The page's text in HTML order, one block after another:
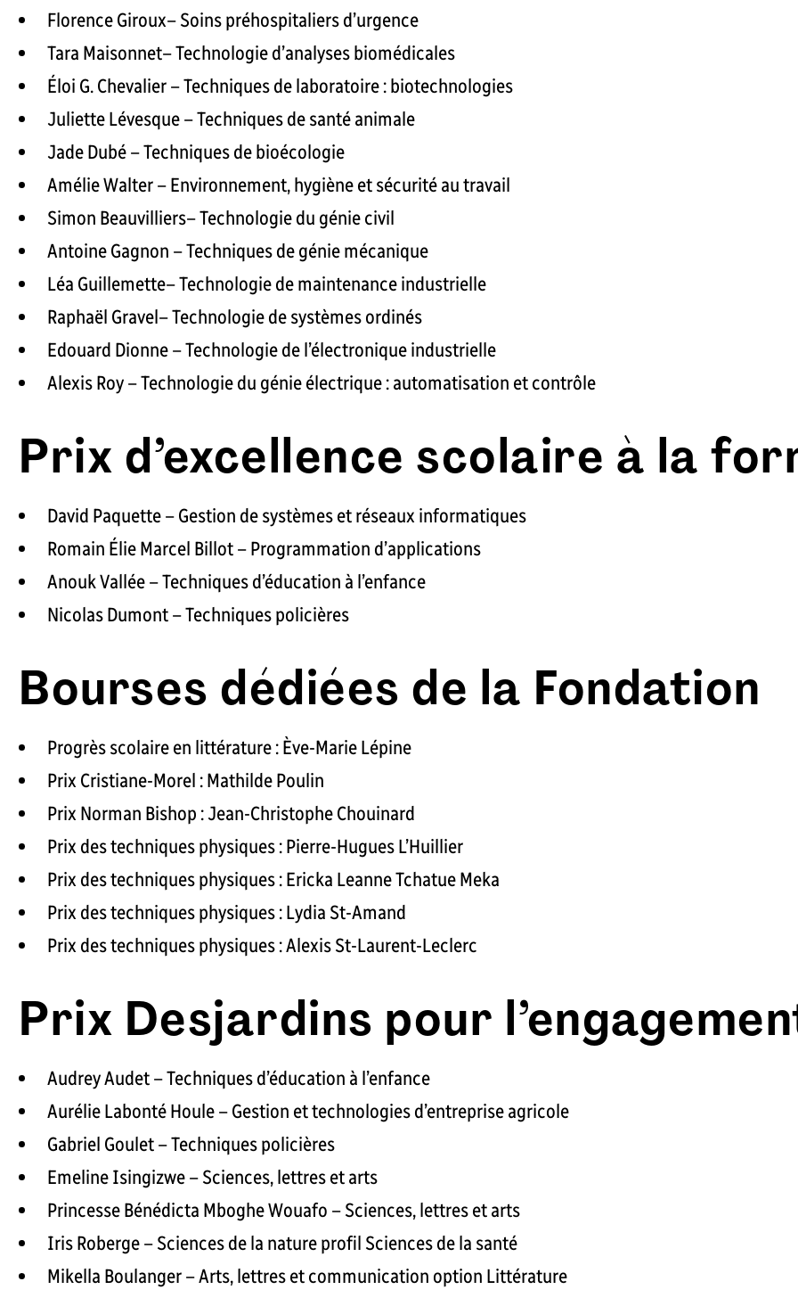
Florence Giroux– Soins préhospitaliers d’urgence
Tara Maisonnet– Technologie d’analyses biomédicales
Éloi G. Chevalier – Techniques de laboratoire : biotechnologies
Juliette Lévesque – Techniques de santé animale
Jade Dubé – Techniques de bioécologie
Amélie Walter – Environnement, hygiène et sécurité au travail
Simon Beauvilliers– Technologie du génie civil
Antoine Gagnon – Techniques de génie mécanique
Léa Guillemette– Technologie de maintenance industrielle
Raphaël Gravel– Technologie de systèmes ordinés
Edouard Dionne – Technologie de l’électronique industrielle
Alexis Roy – Technologie du génie électrique : automatisation et contrôle
Prix d’excellence scolaire à la
David Paquette – Gestion de systèmes et réseaux informatiques
Romain Élie Marcel Billot – Programmation d’applications
Anouk Vallée – Techniques d’éducation à l’enfance
Nicolas Dumont – Techniques policières
Bourses dédiées de la Fondation
Progrès scolaire en littérature : Ève-Marie Lépine
Prix Cristiane-Morel : Mathilde Poulin
Prix Norman Bishop : Jean-Christophe Chouinard
Prix des techniques physiques : Pierre-Hugues L’Huillier
Prix des techniques physiques : Ericka Leanne Tchatue Meka
Prix des techniques physiques : Lydia St-Amand
Prix des techniques physiques : Alexis St-Laurent-Leclerc
Prix Desjardins pour
Audrey Audet – Techniques d’éducation à l’enfance
Aurélie Labonté Houle – Gestion et technologies d’entreprise agricole
Gabriel Goulet – Techniques policières
Emeline Isingizwe – Sciences, lettres et arts
Princesse Bénédicta Mboghe Wouafo – Sciences, lettres et arts
Iris Roberge – Sciences de la nature profil Sciences de la santé
Mikella Boulanger – Arts, lettres et communication option Littérature